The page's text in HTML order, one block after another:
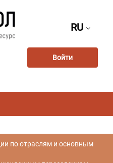
RU
Войти
по отраслям и основным